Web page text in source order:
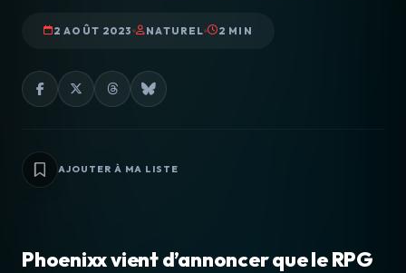
2 AOÛT 2023 NATUREL 2 MIN
AJOUTER À MA LISTE
Phoenixx vient d’annoncer que le RPG